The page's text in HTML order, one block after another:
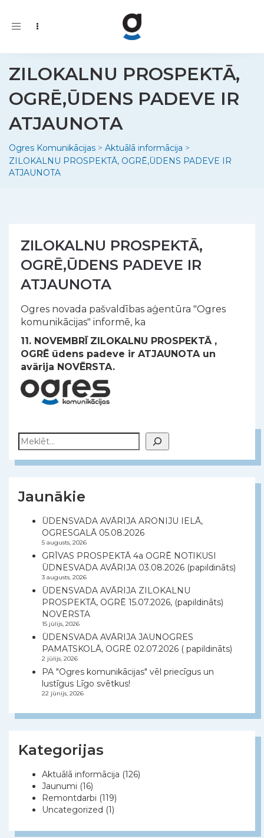
Toggle
ZILOKALNU PROSPEKTĀ,
OGRĒ,ŪDENS PADEVE IR
ATJAUNOTA
Ogres Komunikācijas > Aktuālā informācija >
ZILOKALNU PROSPEKTĀ, OGRĒ,ŪDENS PADEVE IR
ATJAUNOTA
ZILOKALNU PROSPEKTĀ,
OGRĒ,ŪDENS PADEVE IR
ATJAUNOTA
Ogres novada pašvaldības aģentūra "Ogres
komunikācijas" informē, ka
11. NOVEMBRĪ ZILOKALNU PROSPEKTĀ ,
OGRĒ ūdens padeve ir ATJAUNOTA un
avārija NOVĒRSTA.
Meklēt
Jaunākie
ŪDENSVADA AVĀRIJA ARONIJU IELĀ,
OGRESGALĀ 05.08.2026
5 augusts, 2026
GRĪVAS PROSPEKTĀ 4a OGRĒ NOTIKUSI
ŪDNESVADA AVĀRIJA 03.08.2026 (papildināts)
3 augusts, 2026
ŪDENSVADA AVĀRIJA ZILOKALNU
PROSPEKTĀ, OGRĒ 15.07.2026, (papildināts)
NOVĒRSTA
15 jūlijs, 2026
ŪDENSVADA AVĀRIJA JAUNOGRES
PAMATSKOLĀ, OGRĒ 02.07.2026 ( papildināts)
2 jūlijs, 2026
PA "Ogres komunikācijas" vēl priecīgus un
lustīgus Līgo svētkus!
22 jūnijs, 2026
Kategorijas
Aktuālā informācija (126)
Jaunumi (16)
Remontdarbi (119)
Uncategorized (1)